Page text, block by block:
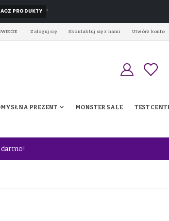
PRODUKTY *
Zaloguj się Skontaktuj się z nami Utwórz konto
NA PREZENT MONSTER SALE TEST
darmo!